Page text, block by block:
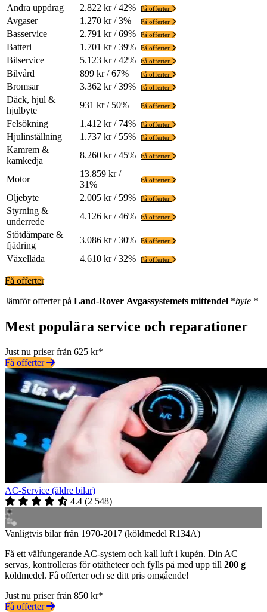
Andra uppdrag
2.822 kr / 42% Få offerter
Avgaser 1.270 kr / 3% Få offerter
Basservice 2.791 kr / 69% Få offerter
Batteri 1.701 kr / 39% Få offerter
Bilservice 5.123 kr / 42% Få offerter
Bilvård 899 kr / 67% Få offerter
Bromsar 3.362 kr / 39% Få offerter
Däck, hjul &
hjulbyte
931 kr / 50% Få offerter
Felsökning 1.412 kr / 74% Få offerter
Hjulinställning 1.737 kr / 55% Få offerter
Kamrem &
kamkedja
8.260 kr / 45% Få offerter
Motor
13.859 kr /
31%
Få offerter
Oljebyte 2.005 kr / 59% Få offerter
Styrning &
underrede
4.126 kr / 46% Få offerter
Stötdämpare &
fjädring
3.086 kr / 30% Få offerter
Växellåda 4.610 kr / 32% Få offerter
Få offerter
Jämför offerter på Land-Rover Avgassystemets mittendel *byte *
Mest populära service och reparationer
Just nu priser från 625 kr*
Få offerter
AC-Service (äldre bilar)
4.4 (2 548)
Vanligtvis bilar från 1970-2017 (köldmedel R134A)
Få ett välfungerande AC-system och kall luft i kupén. Din AC
servas, kontrolleras för otätheteer och fylls på med upp till 200 g
köldmedel. Få offerter och se ditt pris omgående!
Just nu priser från 850 kr*
Få offerter